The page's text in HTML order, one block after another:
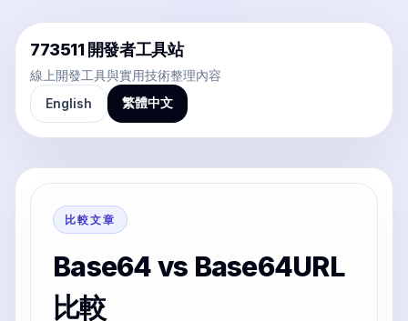
773511 開發者工具站
線上開發工具與實用技術整理內容
English
繁體中文
比較文章
Base64 vs Base64URL
比較